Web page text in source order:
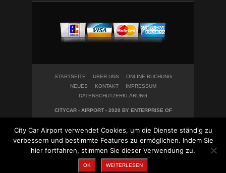
STARTSEITE ÜBER UNS
ONLINE BUCHUNG
NEUES
KONTAKT
IMPRESSUM
DATENSCHUTZERKLÄRUNG
CITYCAR - AIRPORT - 2020 BY ENTERPRISE OF
City Car Airport verwendet Cookies, um die Dienste ständig zu
verbessern und bestimmte Features zu ermöglichen. Indem Sie
hier fortfahren, stimmen Sie dieser Verwendung zu.
OK WEITERLESEN